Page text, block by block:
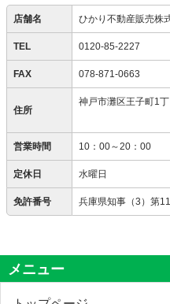
店舗名 ひかり不動産販売株
TEL 0120-85-2227
FAX 078-871-0663
住所
神戸市灘区王子町1
営業時間 10：00～20：00
定休日 水曜日
免許番号 兵庫県知事（3）第
メニュー